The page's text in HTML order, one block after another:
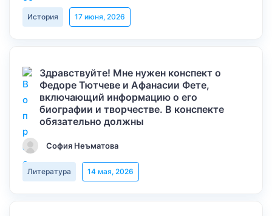
История 17 июня, 2026
Здравствуйте! Мне нужен конспект о
Федоре Тютчеве и Афанасии Фете,
включающий информацию о его
биографии и творчестве. В конспекте
обязательно должны
София Неъматова
Литература 14 мая, 2026